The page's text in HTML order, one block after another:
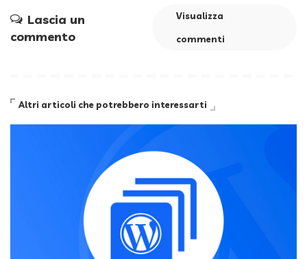
Lascia un
commento
Visualizza
commenti
Altri articoli che potrebbero interessarti